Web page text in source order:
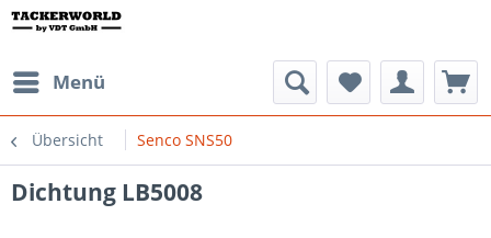
Menü
Übersicht Senco SNS50
Dichtung LB5008